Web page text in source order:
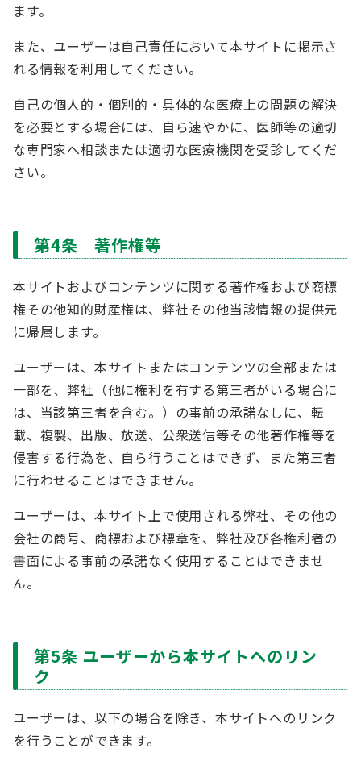
ます。
また、ユーザーは自己責任において本サイトに掲示さ
れる情報を利用してください。
自己の個人的・個別的・具体的な医療上の問題の解決
を必要とする場合には、自ら速やかに、医師等の適切
な専門家へ相談または適切な医療機関を受診してくだ
さい。
第4条 著作権等
本サイトおよびコンテンツに関する著作権および商標
権その他知的財産権は、弊社その他当該情報の提供元
に帰属します。
ユーザーは、本サイトまたはコンテンツの全部または
一部を、弊社（他に権利を有する第三者がいる場合に
は、当該第三者を含む。）の事前の承諾なしに、転
載、複製、出版、放送、公衆送信等その他著作権等を
侵害する行為を、自ら行うことはできず、また第三者
に行わせることはできません。
ユーザーは、本サイト上で使用される弊社、その他の
会社の商号、商標および標章を、弊社及び各権利者の
書面による事前の承諾なく使用することはできませ
ん。
第5条 ユーザーから本サイトへのリン
ク
ユーザーは、以下の場合を除き、本サイトへのリンク
を行うことができます。